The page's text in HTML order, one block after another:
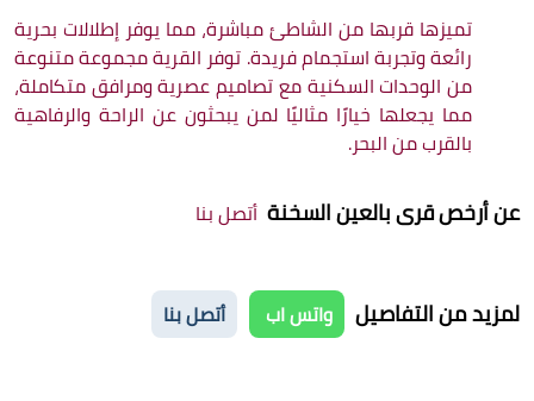
تميزها قربها من الشاطئ مباشرة، مما يوفر إطلالات بحرية
رائعة وتجربة استجمام فريدة. توفر القرية مجموعة متنوعة
من الوحدات السكنية مع تصاميم عصرية ومرافق متكاملة،
مما يجعلها خيارًا مثاليًا لمن يبحثون عن الراحة والرفاهية
بالقرب من البحر.
عنأرخص قرى بالعين السخنة أتصل بنا
لمزيد من التفاصيل واتس اب أتصل بنا